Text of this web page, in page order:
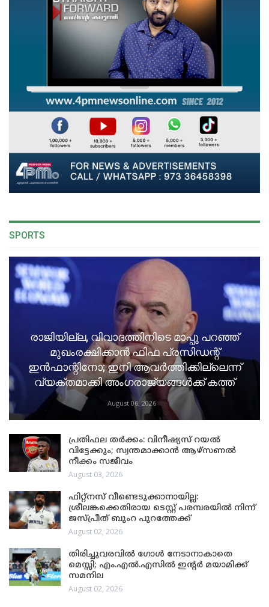
SPORTS
രാജിയില്ല, വിവാദത്തിനിടെ മാപ്പു പറഞ്ഞ്
മുഖംരക്ഷിക്കാൻ ഫിഫ പ്രസിഡന്റ്
ഇൻഫാന്റിനോ; ഇനി ആവർത്തിക്കില്ലെന്ന്
വ്യക്തമാക്കി അംഗരാജ്യങ്ങൾക്ക് കത്ത്
August 06, 2026
പ്രതിഫല തർക്കം: വിനീഷ്യസ് റയൽ
വിട്ടേക്കും; സ്വന്തമാക്കാൻ ആഴ്സണൽ
നീക്കം സജീവം
August 03, 2026
ഫിറ്റ്നസ് വീണ്ടെടുക്കാനായില്ല:
ശ്രീലങ്കക്കെതിരായ ടെസ്റ്റ് പരമ്പരയിൽ നിന്ന്
ജസ്പ്രീത് ബുംറ പുറത്തേക്ക്
August 02, 2026
തിരിച്ചുവരവിൽ ഗോൾ നേടാനാകാതെ
മെസ്സി; എം.എൽ.എസിൽ ഇന്റർ മയാമിക്ക്
സമനില
August 02, 2026